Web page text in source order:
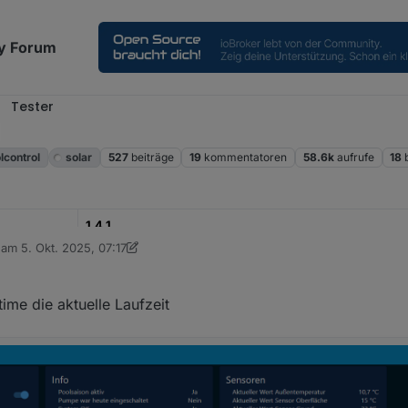
Forum
Tester
solar 527 beiträge 19 kommentatoren 58.6k aufrufe 18
1.4.1
29.09.2025
dient zur Steuerung und Überwachung von Poolanlagen.
Manuell, Zeitsteuerung, Aus) inkl. Frost- und
mit bis zu 6 Sensoren, Min/Max, Deltas und Änderungsraten
und Warnschwellen
5. Okt. 2025, 07:17
von sigi23410. Mai 2025, 09:18
die aktuelle Laufzeit